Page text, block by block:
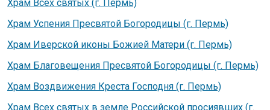
Храм Всех святых (г. Пермь)
Храм Успения Пресвятой Богородицы (г. Пермь)
Храм Иверской иконы Божией Матери (г. Пермь)
Храм Благовещения Пресвятой Богородицы (г. Пермь)
Храм Воздвижения Креста Господня (г. Пермь)
Храм Всех святых в земле Российской просиявших (г.